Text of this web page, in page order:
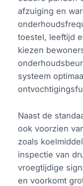
afzuiging en
toestel, leeftijd
kiezen
systeem
Naast de
ook voorzien
zoals
inspectie van
vroegtijdige
en voorkomt